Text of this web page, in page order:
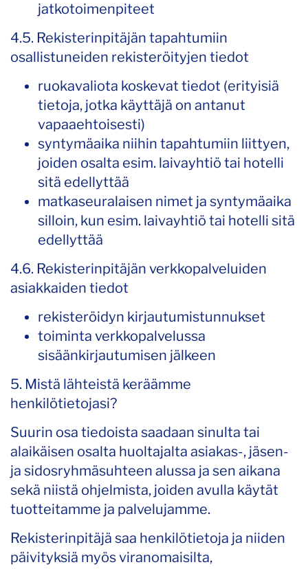
jatkotoimenpiteet
4.5. Rekisterinpitäjän tapahtumiin
osallistuneiden rekisteröityjen tiedot
ruokavaliota koskevat tiedot (erityisiä
tietoja, jotka käyttäjä on antanut
vapaaehtoisesti)
syntymäaika niihin tapahtumiin liittyen,
joiden osalta esim. laivayhtiö tai hotelli
sitä edellyttää
matkaseuralaisen nimet ja syntymäaika
silloin, kun esim. laivayhtiö tai hotelli sitä
edellyttää
4.6. Rekisterinpitäjän verkkopalveluiden
asiakkaiden tiedot
rekisteröidyn kirjautumistunnukset
toiminta verkkopalvelussa
sisäänkirjautumisen jälkeen
5. Mistä lähteistä keräämme
henkilötietojasi?
Suurin osa tiedoista saadaan sinulta tai
alaikäisen osalta huoltajalta asiakas-, jäsen-
ja sidosryhmäsuhteen alussa ja sen aikana
sekä niistä ohjelmista, joiden avulla käytät
tuotteitamme ja palvelujamme.
Rekisterinpitäjä saa henkilötietoja ja niiden
päivityksiä myös viranomaisilta,